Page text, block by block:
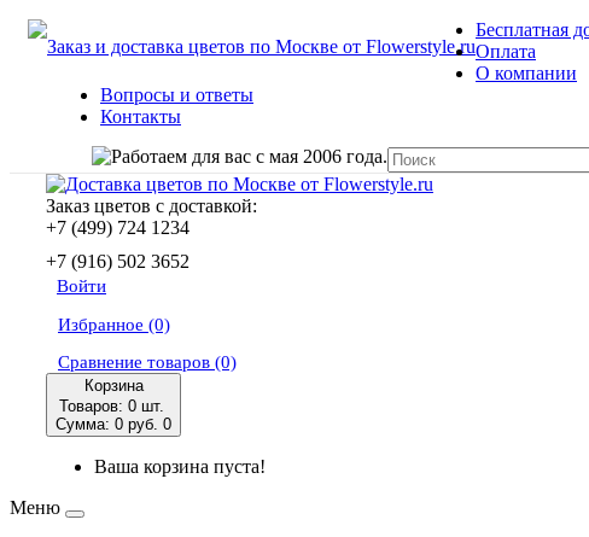
Бесплатная
Оплата
О компании
Вопросы и ответы
Контакты
Заказ цветов с доставкой:
+7 (499) 724 1234
+7 (916) 502 3652
Войти
Избранное (0)
Сравнение товаров (0)
Корзина
Товаров: 0 шт.
Сумма: 0 руб. 0
Ваша корзина пуста!
Меню